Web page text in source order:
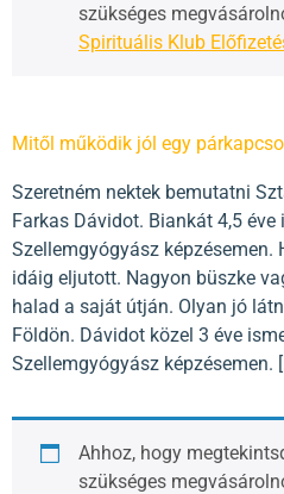
szükséges
Spirituális Klub
Mitől működik jól egy
Szeretném nektek bemutatni
Farkas Dávidot. Biankát 4,5
Szellemgyógyász képzésemen.
idáig eljutott. Nagyon büszke
halad a saját útján. Olyan jó
Földön. Dávidot közel 3 éve
Szellemgyógyász képzésemen.
Ahhoz, hogy
szükséges